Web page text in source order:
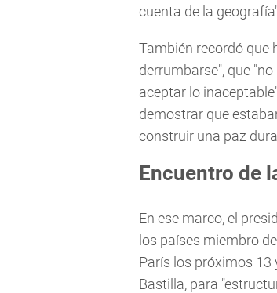
cuenta de la
También recordó que
derrumbarse", que
aceptar lo
demostrar que
construir una paz
Encuentro de
En ese marco, el
los países miembro
París los próximos 13
Bastilla, para